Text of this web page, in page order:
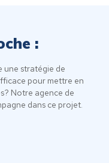
:
une stratégie de
pour mettre en
Notre agence de
dans ce projet.